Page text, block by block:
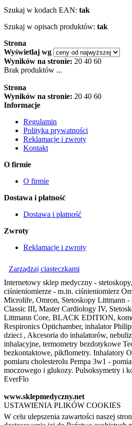
Szukaj w kodach EAN: tak
Szukaj w opisach produktów: tak
Strona
Wyświetlaj wg
Wyników na stronie: 20 40 60
Brak produktów ...
Strona
Wyników na stronie: 20 40 60
Informacje
Regulamin
Polityka prywatności
Reklamacje i zwroty
Kontakt
O firmie
O firmie
Dostawa i płatność
Dostawa i płatność
Zwroty
Reklamacje i zwroty
Zarządzaj ciasteczkami
Internetowy sklep medyczny -
ciśnieniomierze - m.in. ciśnieniomierz
Microlife, Omron, Stetoskopy Littmann -
Classic III, Master Cardiology IV,
Littmann Core, BLACK EDITION,
Respironics Optichamber, inhalator
dzieci , Akcesoria do inhalatorów,
inhalacyjne, termometry bezdotykowe
bezkontaktowe, pikflometry. Inhalatory
pomiaru cholesterolu Pempa 3w1 -
moczowego i glukozy. Pulsoksymetry i
EverFlo
www.sklepmedyczny.net
USTAWIENIA PLIKÓW COOKIES
W celu ulepszenia zawartości naszej